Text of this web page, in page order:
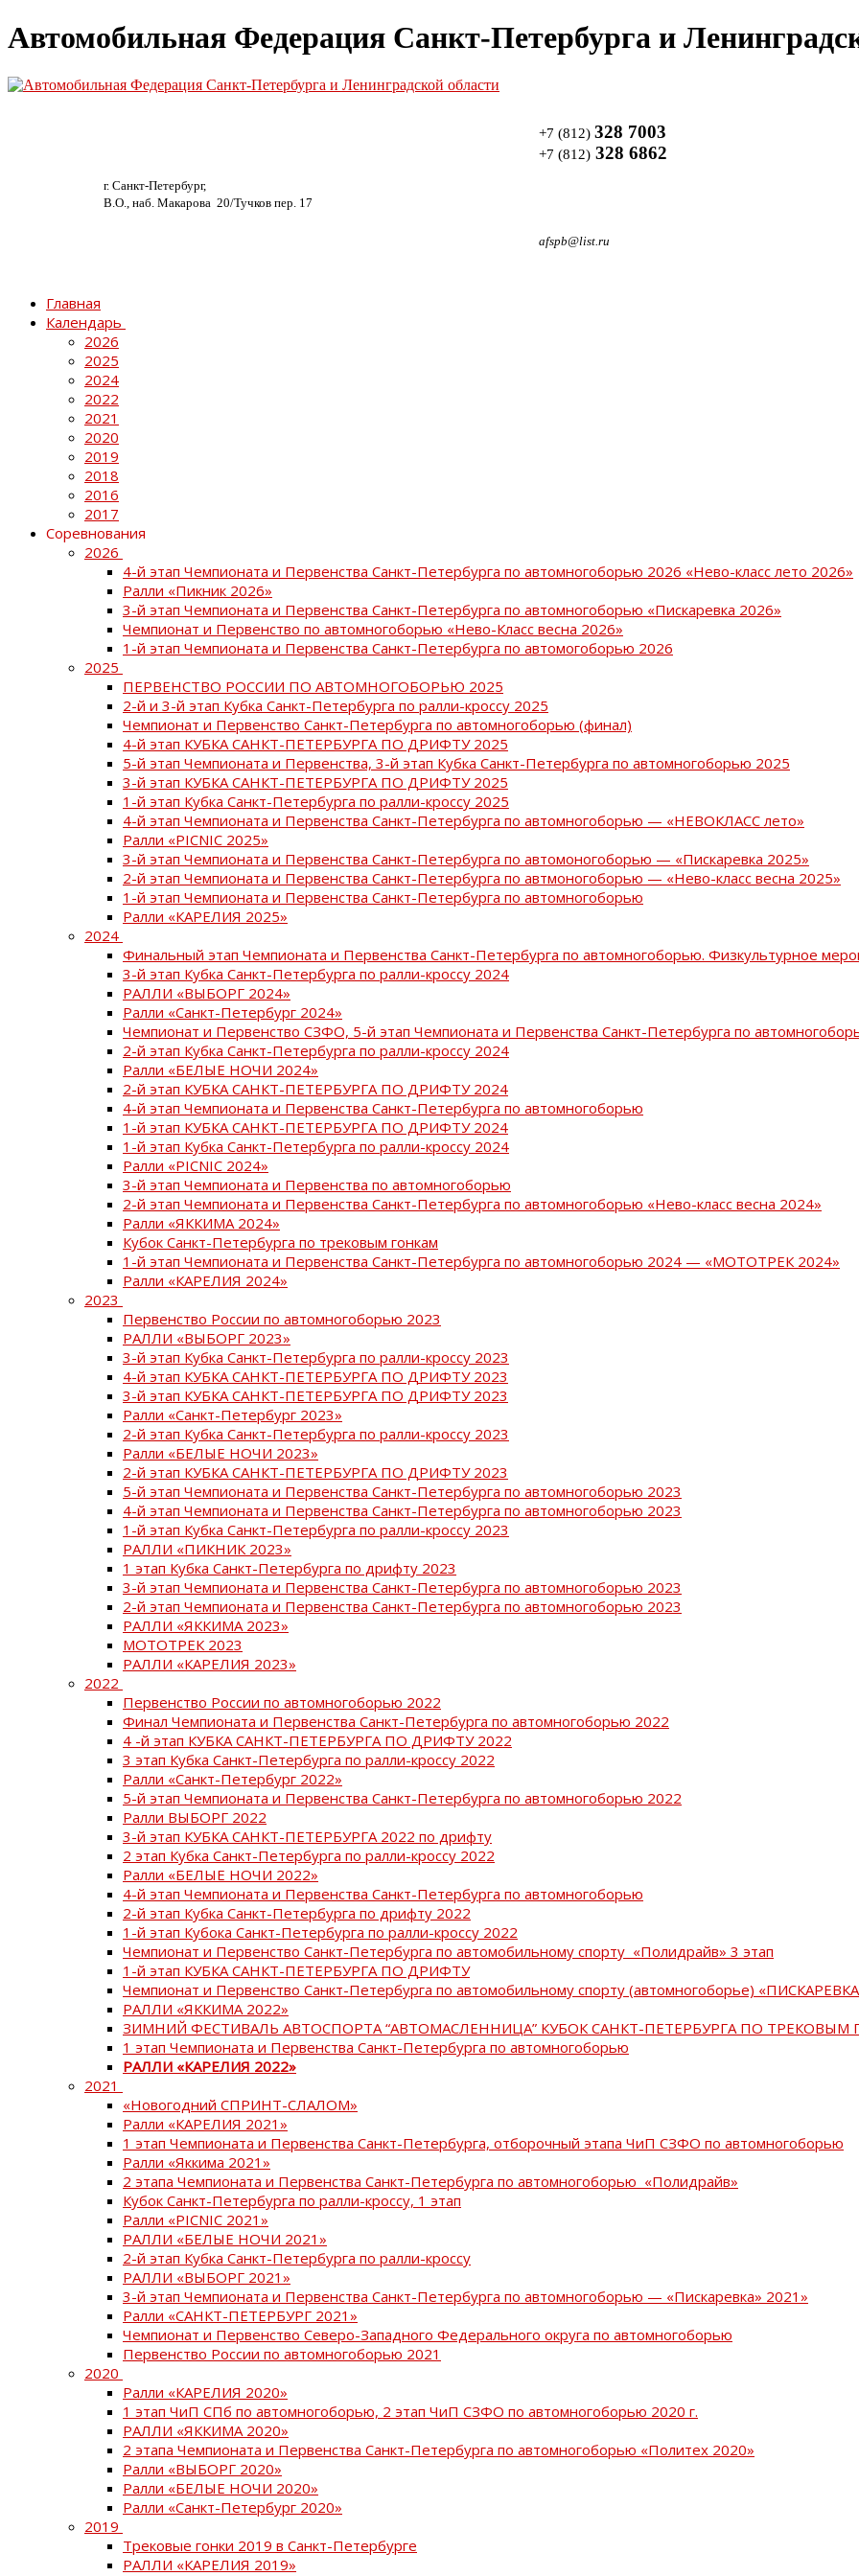
Автомобильная Федерация Санкт-Петербурга и
г. Санкт-Петербург,
В.О., наб. Макарова 20/Тучков пер. 17
+7 (812) 328 7003
+7 (812) 328 6862
afspb@list.ru
Главная
Календарь
2026
2025
2024
2022
2021
2020
2019
2018
2016
2017
Соревнования
2026
4-й этап Чемпионата и Первенства Санкт-Петербурга по автомногоборью 2026 «Нево-класс лето 2026»
Ралли «Пикник 2026»
3-й этап Чемпионата и Первенства Санкт-Петербурга по автомногоборью «Пискаревка 2026»
Чемпионат и Первенство по автомногоборью «Нево-Класс весна 2026»
1-й этап Чемпионата и Первенства Санкт-Петербурга по автомогоборью 2026
2025
ПЕРВЕНСТВО РОССИИ ПО АВТОМНОГОБОРЬЮ 2025
2-й и 3-й этап Кубка Санкт-Петербурга по ралли-кроссу 2025
Чемпионат и Первенство Санкт-Петербурга по автомногоборью (финал)
4-й этап КУБКА САНКТ-ПЕТЕРБУРГА ПО ДРИФТУ 2025
5-й этап Чемпионата и Первенства, 3-й этап Кубка Санкт-Петербурга по автомногоборью 2025
3-й этап КУБКА САНКТ-ПЕТЕРБУРГА ПО ДРИФТУ 2025
1-й этап Кубка Санкт-Петербурга по ралли-кроссу 2025
4-й этап Чемпионата и Первенства Санкт-Петербурга по автомногоборью — «НЕВОКЛАСС лето»
Ралли «PICNIC 2025»
3-й этап Чемпионата и Первенства Санкт-Петербурга по автомоногоборью — «Пискаревка 2025»
2-й этап Чемпионата и Первенства Санкт-Петербурга по автмоногоборью — «Нево-класс весна 2025»
1-й этап Чемпионата и Первенства Санкт-Петербурга по автомногоборью
Ралли «КАРЕЛИЯ 2025»
2024
Финальный этап Чемпионата и Первенства Санкт-Петербурга по автомногоборью. Физкультурное
3-й этап Кубка Санкт-Петербурга по ралли-кроссу 2024
РАЛЛИ «ВЫБОРГ 2024»
Ралли «Санкт-Петербург 2024»
Чемпионат и Первенство СЗФО, 5-й этап Чемпионата и Первенства Санкт-Петербурга по
2-й этап Кубка Санкт-Петербурга по ралли-кроссу 2024
Ралли «БЕЛЫЕ НОЧИ 2024»
2-й этап КУБКА САНКТ-ПЕТЕРБУРГА ПО ДРИФТУ 2024
4-й этап Чемпионата и Первенства Санкт-Петербурга по автомногоборью
1-й этап КУБКА САНКТ-ПЕТЕРБУРГА ПО ДРИФТУ 2024
1-й этап Кубка Санкт-Петербурга по ралли-кроссу 2024
Ралли «PICNIC 2024»
3-й этап Чемпионата и Первенства по автомногоборью
2-й этап Чемпионата и Первенства Санкт-Петербурга по автомногоборью «Нево-класс весна 2024»
Ралли «ЯККИМА 2024»
Кубок Санкт-Петербурга по трековым гонкам
1-й этап Чемпионата и Первенства Санкт-Петербурга по автомногоборью 2024 — «МОТОТРЕК 2024»
Ралли «КАРЕЛИЯ 2024»
2023
Первенство России по автомногоборью 2023
РАЛЛИ «ВЫБОРГ 2023»
3-й этап Кубка Санкт-Петербурга по ралли-кроссу 2023
4-й этап КУБКА САНКТ-ПЕТЕРБУРГА ПО ДРИФТУ 2023
3-й этап КУБКА САНКТ-ПЕТЕРБУРГА ПО ДРИФТУ 2023
Ралли «Санкт-Петербург 2023»
2-й этап Кубка Санкт-Петербурга по ралли-кроссу 2023
Ралли «БЕЛЫЕ НОЧИ 2023»
2-й этап КУБКА САНКТ-ПЕТЕРБУРГА ПО ДРИФТУ 2023
5-й этап Чемпионата и Первенства Санкт-Петербурга по автомногоборью 2023
4-й этап Чемпионата и Первенства Санкт-Петербурга по автомногоборью 2023
1-й этап Кубка Санкт-Петербурга по ралли-кроссу 2023
РАЛЛИ «ПИКНИК 2023»
1 этап Кубка Санкт-Петербурга по дрифту 2023
3-й этап Чемпионата и Первенства Санкт-Петербурга по автомногоборью 2023
2-й этап Чемпионата и Первенства Санкт-Петербурга по автомногоборью 2023
РАЛЛИ «ЯККИМА 2023»
МОТОТРЕК 2023
РАЛЛИ «КАРЕЛИЯ 2023»
2022
Первенство России по автомногоборью 2022
Финал Чемпионата и Первенства Санкт-Петербурга по автомногоборью 2022
4 -й этап КУБКА САНКТ-ПЕТЕРБУРГА ПО ДРИФТУ 2022
3 этап Кубка Санкт-Петербурга по ралли-кроссу 2022
Ралли «Санкт-Петербург 2022»
5-й этап Чемпионата и Первенства Санкт-Петербурга по автомногоборью 2022
Ралли ВЫБОРГ 2022
3-й этап КУБКА САНКТ-ПЕТЕРБУРГА 2022 по дрифту
2 этап Кубка Санкт-Петербурга по ралли-кроссу 2022
Ралли «БЕЛЫЕ НОЧИ 2022»
4-й этап Чемпионата и Первенства Санкт-Петербурга по автомногоборью
2-й этап Кубка Санкт-Петербурга по дрифту 2022
1-й этап Кубока Санкт-Петербурга по ралли-кроссу 2022
Чемпионат и Первенство Санкт-Петербурга по автомобильному спорту «Полидрайв» 3 этап
1-й этап КУБКА САНКТ-ПЕТЕРБУРГА ПО ДРИФТУ
Чемпионат и Первенство Санкт-Петербурга по автомобильному спорту (автомногоборье)
РАЛЛИ «ЯККИМА 2022»
ЗИМНИЙ ФЕСТИВАЛЬ АВТОСПОРТА “АВТОМАСЛЕННИЦА” КУБОК САНКТ-ПЕТЕРБУРГА ПО ТРЕКОВЫМ
1 этап Чемпионата и Первенства Санкт-Петербурга по автомногоборью
РАЛЛИ «КАРЕЛИЯ 2022»
2021
«Новогодний СПРИНТ-СЛАЛОМ»
Ралли «КАРЕЛИЯ 2021»
1 этап Чемпионата и Первенства Санкт-Петербурга, отборочный этапа ЧиП СЗФО по автомногоборью
Ралли «Яккима 2021»
2 этапа Чемпионата и Первенства Санкт-Петербурга по автомногоборью «Полидрайв»
Кубок Санкт-Петербурга по ралли-кроссу, 1 этап
Ралли «PICNIC 2021»
РАЛЛИ «БЕЛЫЕ НОЧИ 2021»
2-й этап Кубка Санкт-Петербурга по ралли-кроссу
РАЛЛИ «ВЫБОРГ 2021»
3-й этап Чемпионата и Первенства Санкт-Петербурга по автомногоборью — «Пискаревка» 2021»
Ралли «САНКТ-ПЕТЕРБУРГ 2021»
Чемпионат и Первенство Северо-Западного Федерального округа по автомногоборью
Первенство России по автомногоборью 2021
2020
Ралли «КАРЕЛИЯ 2020»
1 этап ЧиП СПб по автомногоборью, 2 этап ЧиП СЗФО по автомногоборью 2020 г.
РАЛЛИ «ЯККИМА 2020»
2 этапа Чемпионата и Первенства Санкт-Петербурга по автомногоборью «Политех 2020»
Ралли «ВЫБОРГ 2020»
Ралли «БЕЛЫЕ НОЧИ 2020»
Ралли «Санкт-Петербург 2020»
2019
Трековые гонки 2019 в Санкт-Петербурге
РАЛЛИ «КАРЕЛИЯ 2019»